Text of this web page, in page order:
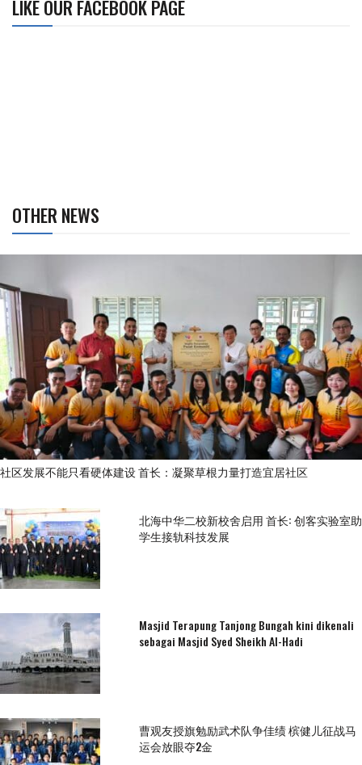
LIKE OUR FACEBOOK PAGE
OTHER NEWS
社区发展不能只看硬体建设 首长：凝聚草根力量打造宜居社区
北海中华二校新校舍启用 首长: 创客实验室助
学生接轨科技发展
Masjid Terapung Tanjong Bungah kini dikenali
sebagai Masjid Syed Sheikh Al-Hadi
曹观友授旗勉励武术队争佳绩 槟健儿征战马
运会放眼夺2金